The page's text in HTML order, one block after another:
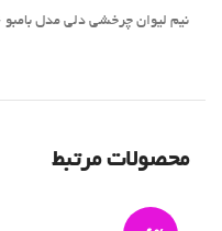
نیم‌ لیوان چرخشی دلی مدل بامبو 6عددی وارداتی
محصولات مرتبط